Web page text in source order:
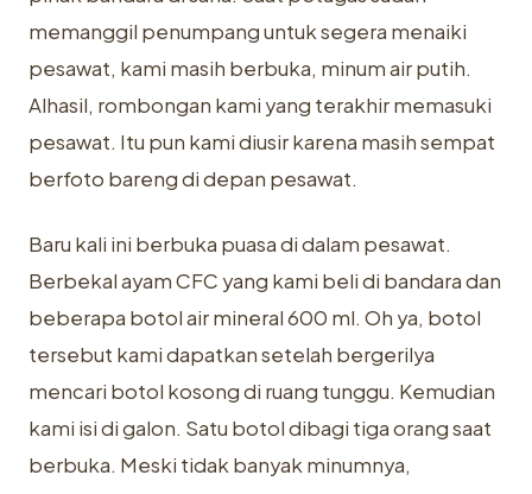
memanggil penumpang untuk segera menaiki
pesawat, kami masih berbuka, minum air putih.
Alhasil, rombongan kami yang terakhir memasuki
pesawat. Itu pun kami diusir karena masih sempat
berfoto bareng di depan pesawat.
Baru kali ini berbuka puasa di dalam pesawat.
Berbekal ayam CFC yang kami beli di bandara dan
beberapa botol air mineral 600 ml. Oh ya, botol
tersebut kami dapatkan setelah bergerilya
mencari botol kosong di ruang tunggu. Kemudian
kami isi di galon. Satu botol dibagi tiga orang saat
berbuka. Meski tidak banyak minumnya,